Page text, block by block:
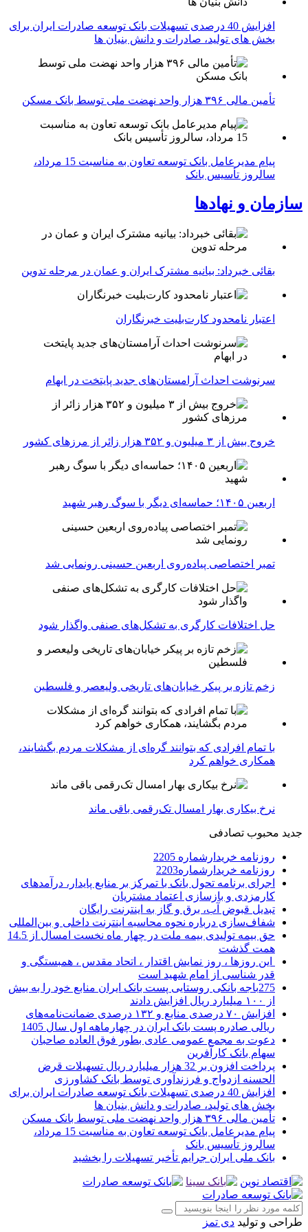
افزایش 40 درصدی تسهیلات بانک توسعه صادرات ایران برای
بخش های تولید، صادرات و دانش بنیان ها
تأمین مالی ۳۹۶ هزار واحد نهضت ملی توسط بانک مسکن
پیام مدیرعامل بانک توسعه تعاون به مناسبت 15 مرداد،
سالروز تأسیس بانک
سازمان و نهادها
بقائی خبرداد: بیانیه مشترک ایران و عمان در مرحله تدوین
اعتبار نامحدود کارت‌بلیت خبرنگاران
سرنوشت احداث آرامستان‌های جدید پایتخت در ابهام
خروج بیش از ۳ میلیون و ۳۵۲ هزار زائر از مرزهای کشور
اربعین ۱۴۰۵؛ حماسه‌ای دیگر با سوگ رهبر شهید
تمبر اختصاصی پیاده‌روی اربعین حسینی رونمایی شد
حل اختلافات کارگری به تشکل‌های صنفی واگذار شود
زخم تازه بر پیکر خیابان‌های تاریخی ولیعصر و فلسطین
با تمام افرادی که بتوانند گره‌ای از مشکلات مردم بگشایند،
همکاری خواهم کرد
نرخ بیکاری بهار امسال تک‌رقمی باقی ماند
جدید محبوب تصادفی
روزنامه خریدارشماره 2205
روزنامه خریدارشماره2203
اجرای برنامه تحول بانک با تمرکز بر منابع پایدار، درآمدهای
کارمزدی و بازسازی اعتماد مشتریان
تبدیل قبوض آب، برق و گاز به اینترنت رایگان
شفاف‌سازی درباره نحوه محاسبه اینترنت داخلی و بین‌المللی
حق بیمه تولیدی بیمه ملت در چهار ماه نخست امسال از 14.5
همت گذشت
این روزها ، روز نمایش اقتدار ، اتحاد مقدس ، همبستگی و
قدر شناسی از امام شهید است
275باجه بانکی روستایی پست بانک ایران منابع خود را به بیش
از ۱۰۰ میلیارد ریال افزایش دادند
افزایش ۷۰ درصدی منابع و ۱۳۲ درصدی ضمانت‌نامه‌های
ریالی صادره پست بانک ایران در چهارماهه اول سال 1405
دعوت به مجمع عمومی عادی بطور فوق العاده صاحبان
سهام بانک کارآفرین
پرداخت افزون بر 32 هزار میلیارد ریال تسهیلات قرض
الحسنه ازدواج و فرزندآوری توسط بانک کشاورزی
افزایش 40 درصدی تسهیلات بانک توسعه صادرات ایران برای
بخش های تولید، صادرات و دانش بنیان ها
تأمین مالی ۳۹۶ هزار واحد نهضت ملی توسط بانک مسکن
پیام مدیرعامل بانک توسعه تعاون به مناسبت 15 مرداد،
سالروز تأسیس بانک
بانک ملی ایران جرایم تأخیر تسهیلات را بخشید
طراحی و تولید دی تمز